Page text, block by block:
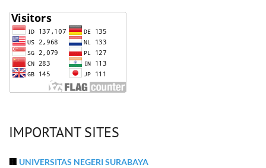
IMPORTANT SITES
🏢 UNIVERSITAS NEGERI SURABAYA